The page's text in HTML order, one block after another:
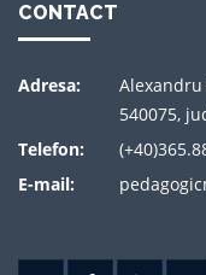
CONTACT
Adresa:
540075,
Telefon:
E-mail: